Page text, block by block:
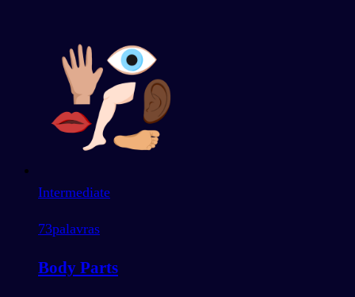
Intermediate
73palavras
Body Parts